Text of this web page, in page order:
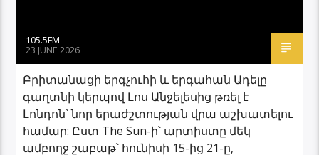
105.5FM
23 JUNE 2026
Բրիտանացի երգչուհի և երգահան Ադելը
գաղտնի կերպով Լոս Անջելեսից թռել է
Լոնդոն՝ նոր երաժշտության վրա աշխատելու
համար: Ըստ The Sun-ի՝ արտիստը մեկ
ամբողջ շաբաթ՝ հունիսի 15-ից 21-ը,